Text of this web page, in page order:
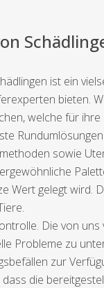
ist ein
bieten.
welche für
sowie
gelegt wird.
Die von
Probleme zu
zur
die